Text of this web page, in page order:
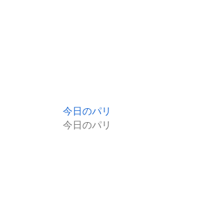
今日のパリ
今日のパリ